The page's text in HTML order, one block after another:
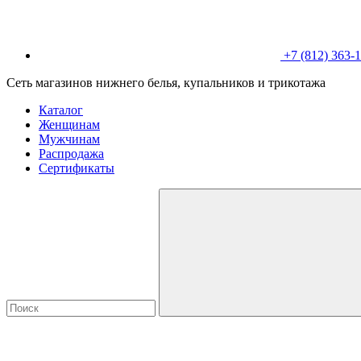
+7 (812) 363-
Сеть магазинов нижнего белья, купальников и трикотажа
Каталог
Женщинам
Мужчинам
Распродажа
Сертификаты